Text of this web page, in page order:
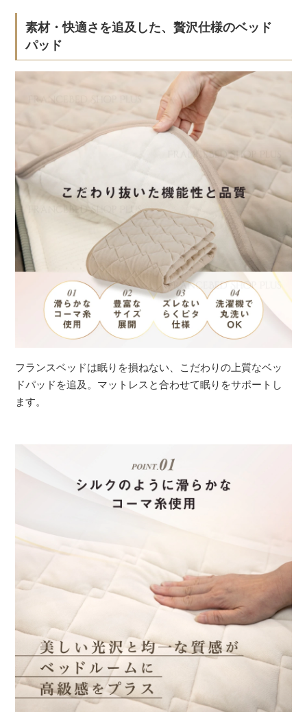
素材・快適さを追及した、贅沢仕様のベッド
パッド
フランスベッドは眠りを損ねない、こだわりの上質なベッ
ドパッドを追及。マットレスと合わせて眠りをサポートし
ます。